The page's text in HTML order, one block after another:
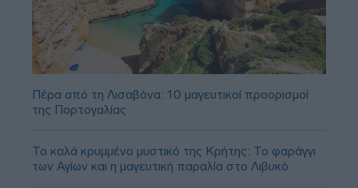
Πέρα από τη Λισαβόνα: 10 μαγευτικοί προορισμοί
της Πορτογαλίας
Το καλά κρυμμένο μυστικό της Κρήτης: Το φαράγγι
των Αγίων και η μαγευτική παραλία στο Λιβυκό